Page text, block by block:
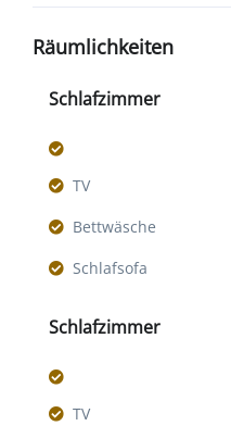
Räumlichkeiten
Schlafzimmer
TV
Bettwäsche
Schlafsofa
Schlafzimmer
TV